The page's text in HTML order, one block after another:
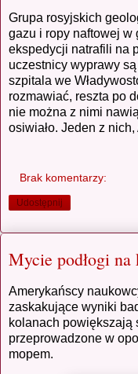
Grupa rosyjskich
gazu i ropy naftowej w
ekspedycji natrafili na
uczestnicy wyprawy
szpitala we
rozmawiać, reszta po
nie można z nimi
osiwiało. Jeden z
Brak komentarzy:
Udostępnij
Mycie podłogi
Amerykańscy
zaskakujące wyniki
kolanach powiększają
przeprowadzone w
mopem.